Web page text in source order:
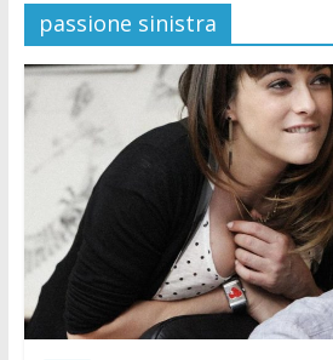
passione sinistra